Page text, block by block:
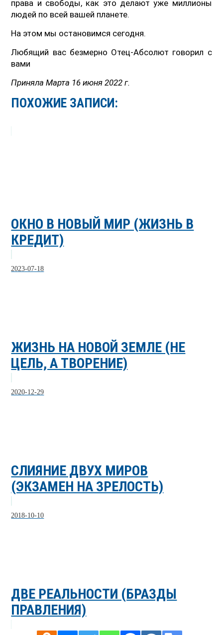
права и свободы, как это делают уже миллионы
людей по всей вашей планете.
На этом мы остановимся сегодня.
Любящий вас безмерно Отец-Абсолют говорил с
вами
Приняла Марта 16 июня 2022 г.
ПОХОЖИЕ ЗАПИСИ:
ОКНО В НОВЫЙ МИР (ЖИЗНЬ В
КРЕДИТ)
2023-07-18
ЖИЗНЬ НА НОВОЙ ЗЕМЛЕ (НЕ
ЦЕЛЬ, А ТВОРЕНИЕ)
2020-12-29
СЛИЯНИЕ ДВУХ МИРОВ
(ЭКЗАМЕН НА ЗРЕЛОСТЬ)
2018-10-10
ДВЕ РЕАЛЬНОСТИ (БРАЗДЫ
ПРАВЛЕНИЯ)